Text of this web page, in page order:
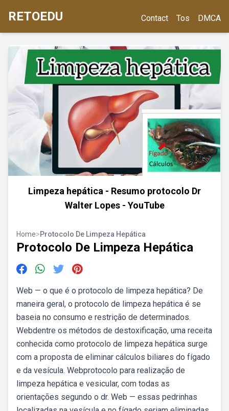
RETOEDU Contact Tos DMCA
Limpeza hepática - Resumo protocolo Dr
Walter Lopes - YouTube
Home>Protocolo De Limpeza Hepática
Protocolo De Limpeza Hepática
Web — o que é o protocolo de limpeza hepática? De
maneira geral, o protocolo de limpeza hepática é se
baseia no consumo e restrição de determinados.
Webdentre os métodos de destoxificação, uma receita
conhecida como protocolo de limpeza hepática surge
com a proposta de eliminar cálculos biliares do fígado
e da vesícula. Webprotocolo para realização de
limpeza hepática e vesicular, com todas as
orientações segundo o dr. Web — essas pedrinhas